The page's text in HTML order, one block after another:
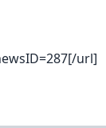
url]